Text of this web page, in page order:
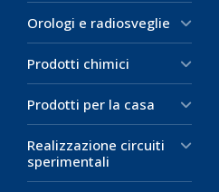
Orologi e radiosveglie
Prodotti chimici
Prodotti per la casa
Realizzazione circuiti
sperimentali